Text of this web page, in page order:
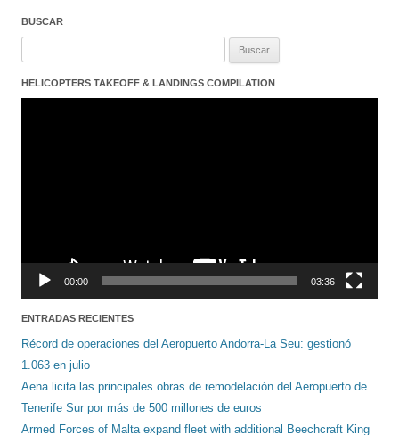
BUSCAR
HELICOPTERS TAKEOFF & LANDINGS COMPILATION
00:00 03:36
ENTRADAS RECIENTES
Récord de operaciones del Aeropuerto Andorra-La Seu: gestionó
1.063 en julio
Aena licita las principales obras de remodelación del Aeropuerto de
Tenerife Sur por más de 500 millones de euros
Armed Forces of Malta expand fleet with additional Beechcraft King